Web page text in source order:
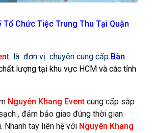
Tổ Chức Tiệc Trung Thu Tại Quận
là đơn vị chuyên cung cấp Bàn
lượng tại khu vực HCM và các tỉnh
Nguyên Khang Event cung cấp sắp
, đảm bảo giao đúng thời gian
Nhanh tay liên hệ với Nguyên Khang